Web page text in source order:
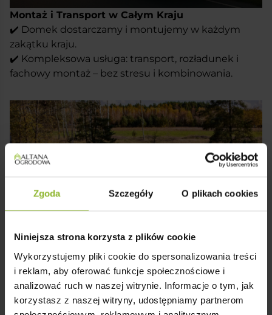
Zgoda Szczegóły O plikach cookies
Niniejsza strona korzysta z plików cookie
Wykorzystujemy pliki cookie do spersonalizowania treści
i reklam, aby oferować funkcje społecznościowe i
analizować ruch w naszej witrynie. Informacje o tym, jak
korzystasz z naszej witryny, udostępniamy partnerom
przestrzeń, jak i do zadań komercyjnych. Wygląda
dobrze z każdej strony i nie potrzebuje niczego
więcej.
To od Ciebie zależy, który wariant Alicante
wybierzesz. Masz do dyspozycji cztery opcje – różnią
się układem okien, drzwi i przeszkleń. Każda z nich
możesz dobrać wersję, która najlepiej pasuje do
Twojego pomysłu.
Montaż i Transport w Całym Kraju
✔️ Domek dostarczamy i montujemy w każdym
zakątku kraju.
✔️ Kompleksowa usługa: transport, rozładunek i
fachowy montaż – bez stresu i kombinowania.
Efekt „Wow” Już Od Pierwszego Spojrzenia
✔️ Wyróżniają się już z daleka – proporcje, detale,
bryła.